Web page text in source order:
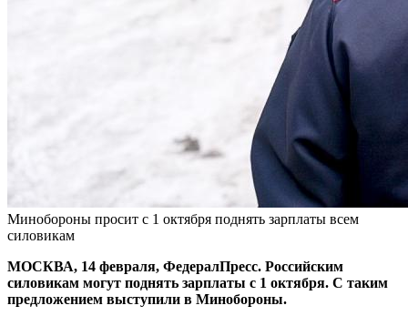
Минобороны просит с 1 октября поднять зарплаты всем
силовикам
МОСКВА, 14 февраля, ФедералПресс. Российским
силовикам могут поднять зарплаты с 1 октября. С таким
предложением выступили в Минобороны.